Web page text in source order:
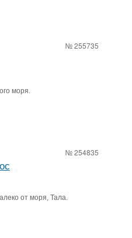
№ 255735
моря.
№ 254835
от моря, Тала.